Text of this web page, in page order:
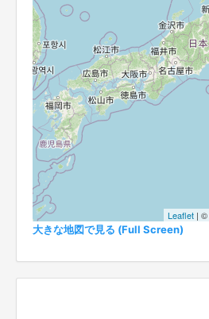
Leaflet | ©
大きな地図で見る (Full Screen)